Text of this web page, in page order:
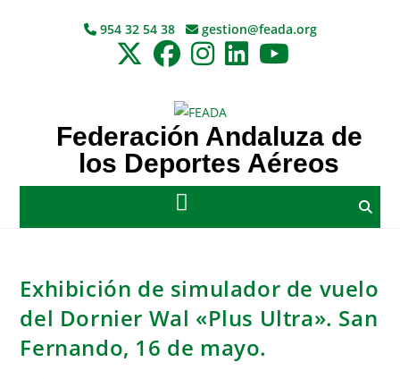
954 32 54 38 gestion@feada.org
Federación Andaluza de
los Deportes Aéreos
Exhibición de simulador de vuelo
del Dornier Wal «Plus Ultra». San
Fernando, 16 de mayo.